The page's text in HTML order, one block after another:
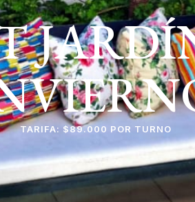
TARIFA: $89.000 POR TURNO